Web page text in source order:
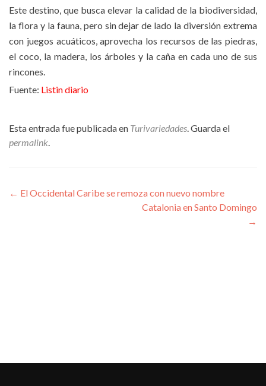
Este destino, que busca elevar la calidad de la biodiversidad,
la flora y la fauna, pero sin dejar de lado la diversión extrema
con juegos acuáticos, aprovecha los recursos de las piedras,
el coco, la madera, los árboles y la caña en cada uno de sus
rincones.
Fuente: Listin diario
Esta entrada fue publicada en Turivariedades . Guarda el
permalink
Navegación
← El Occidental Caribe se remoza con nuevo nombre
Catalonia en Santo Domingo
→